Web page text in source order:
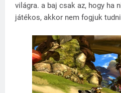
világra. a baj csak az, hogy ha
játékos, akkor nem fogjuk